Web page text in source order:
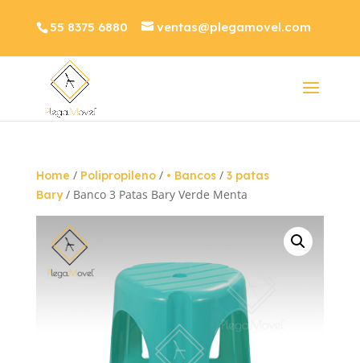
55 8375 6880 ventas@plegamovel.com
Home / Polipropileno/ • Bancos/ 3 patas
Bary/ Banco 3 Patas Bary Verde Menta